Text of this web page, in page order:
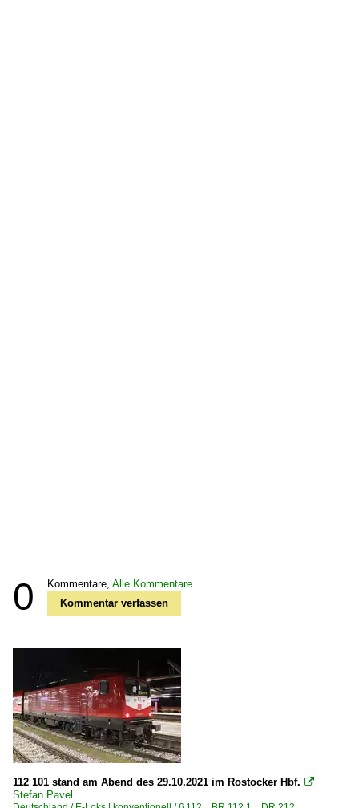
0 Kommentare, Alle Kommentare
Kommentar verfassen
112 101 stand am Abend des 29.10.2021 im Rostocker Hbf. 
Stefan Pavel